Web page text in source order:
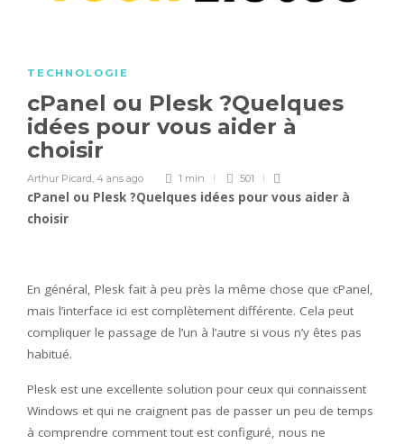
TECHNOLOGIE
cPanel ou Plesk ?Quelques
idées pour vous aider à
choisir
Arthur Picard, 4 ans ago 1 min 501
cPanel ou Plesk ?Quelques idées pour vous aider à
choisir
En général, Plesk fait à peu près la même chose que cPanel,
mais l’interface ici est complètement différente. Cela peut
compliquer le passage de l’un à l’autre si vous n’y êtes pas
habitué.
Plesk est une excellente solution pour ceux qui connaissent
Windows et qui ne craignent pas de passer un peu de temps
à comprendre comment tout est configuré, nous ne